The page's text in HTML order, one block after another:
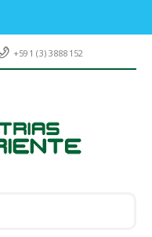
+591 (3) 3888152